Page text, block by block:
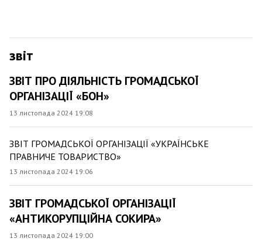
звіт
ЗВІТ ПРО ДІЯЛЬНІСТЬ ГРОМАДСЬКОЇ
ОРГАНІЗАЦІЇ «БОН»
13 листопада 2024 19:08
ЗВІТ ГРОМАДСЬКОЇ ОРГАНІЗАЦІЇ «УКРАЇНСЬКЕ
ПРАВНИЧЕ ТОВАРИСТВО»
13 листопада 2024 19:06
ЗВІТ ГРОМАДСЬКОЇ ОРГАНІЗАЦІЇ
«АНТИКОРУПЦІЙНА СОКИРА»
13 листопада 2024 19:00